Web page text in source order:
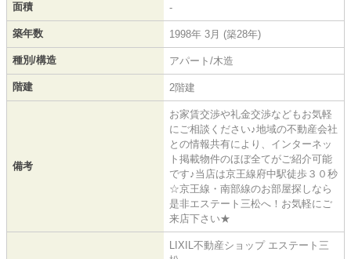
面積 -
築年数 1998年 3月 (築28年)
種別/構造 アパート/木造
階建 2階建
備考
お家賃交渉や礼金交渉などもお気軽
にご相談ください♪地域の不動産会社
との情報共有により、インターネッ
ト掲載物件のほぼ全てがご紹介可能
です♪当店は京王線府中駅徒歩３０秒
☆京王線・南部線のお部屋探しなら
是非エステート三松へ！お気軽にご
来店下さい★
LIXIL不動産ショップ エステート三